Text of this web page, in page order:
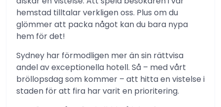
hemstad tilltalar verkligen oss. Plus om du
glömmer att packa något kan du bara nypa
hem för det!
Sydney har förmodligen mer än sin rättvisa
andel av exceptionella hotell. Så – med vårt
bröllopsdag som kommer – att hitta en vistelse i
staden för att fira har varit en prioritering.